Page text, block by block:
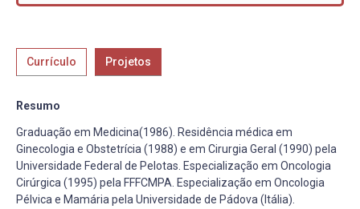
Currículo Projetos
Resumo
Graduação em Medicina(1986). Residência médica em
Ginecologia e Obstetrícia (1988) e em Cirurgia Geral (1990) pela
Universidade Federal de Pelotas. Especialização em Oncologia
Cirúrgica (1995) pela FFFCMPA. Especialização em Oncologia
Pélvica e Mamária pela Universidade de Pádova (Itália).